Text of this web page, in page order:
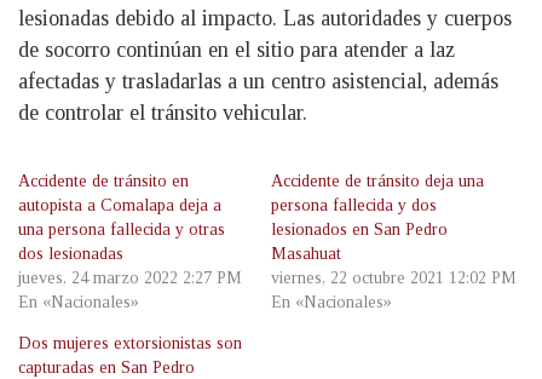
lesionadas debido al impacto. Las autoridades y cuerpos
de socorro continúan en el sitio para atender a laz
afectadas y trasladarlas a un centro asistencial, además
de controlar el tránsito vehicular.
Accidente de tránsito en
autopista a Comalapa deja a
una persona fallecida y otras
dos lesionadas
jueves, 24 marzo 2022 2:27 PM
En «Nacionales»
Accidente de tránsito deja una
persona fallecida y dos
lesionados en San Pedro
Masahuat
viernes, 22 octubre 2021 12:02 PM
En «Nacionales»
Dos mujeres extorsionistas son
capturadas en San Pedro